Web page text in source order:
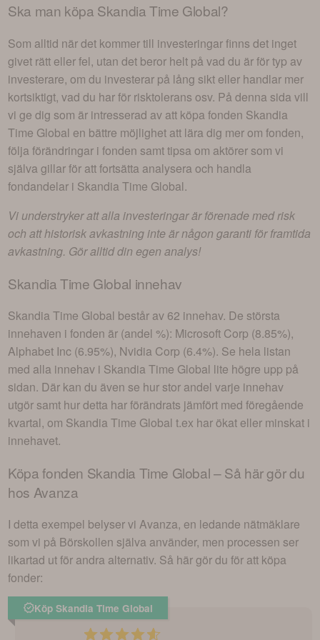
Ska man köpa Skandia Time Global?
Som alltid när det kommer till investeringar finns det inget
givet rätt eller fel, utan det beror helt på vad du är för typ av
investerare, om du investerar på lång sikt eller handlar mer
kortsiktigt, vad du har för risktolerans osv. På denna sida vill
vi ge dig som är intresserad av att köpa fonden Skandia
Time Global en bättre möjlighet att lära dig mer om fonden,
följa förändringar i fonden samt tipsa om aktörer som vi
själva gillar för att fortsätta analysera och handla
fondandelar i Skandia Time Global.
Vi understryker att alla investeringar är förenade med risk
och att historisk avkastning inte är någon garanti för framtida
avkastning. Gör alltid din egen analys!
Skandia Time Global innehav
Skandia Time Global består av 62 innehav. De största
innehaven i fonden är (andel %): Microsoft Corp (8.85%),
Alphabet Inc (6.95%), Nvidia Corp (6.4%). Se hela listan
med alla innehav i Skandia Time Global lite högre upp på
sidan. Där kan du även se hur stor andel varje innehav
utgör samt hur detta har förändrats jämfört med föregående
kvartal, om Skandia Time Global t.ex har ökat eller minskat i
innehavet.
Köpa fonden Skandia Time Global– Så här gör du
hos Avanza
I detta exempel belyser vi Avanza, en ledande nätmäklare
som vi på Börskollen själva använder, men processen ser
likartad ut för andra alternativ. Så här gör du för att köpa
fonder:
Köp Skandia Time Global